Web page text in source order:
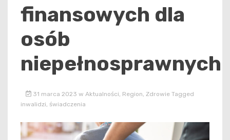
finansowych dla
osób
niepełnosprawnych
31 marca 2023 w Aktualności Region Zdrowie Tagged
inwalidzi świadczenia